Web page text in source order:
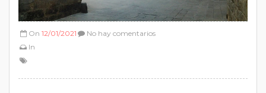
On 12/01/2021
In
No hay comentarios